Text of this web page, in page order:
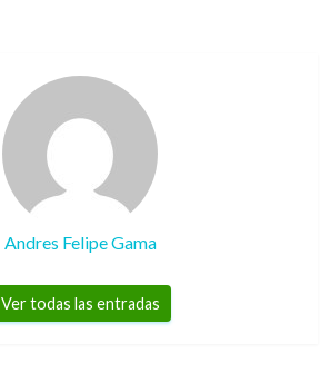
Andres Felipe Gama
Ver todas las entradas